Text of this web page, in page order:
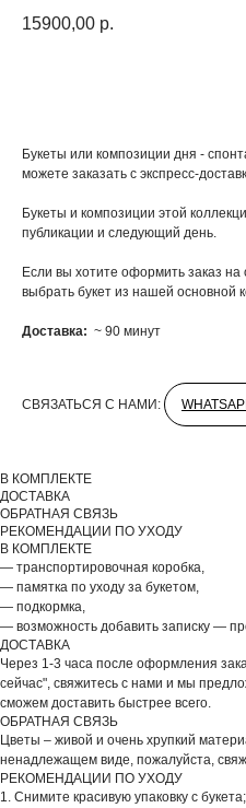
15900,00 р.
Букеты или композиции дня -
можете заказать с экспресс-
Букеты и композиции этой
публикации и следующий день.
Если вы хотите оформить заказ
выбрать букет из нашей основной
Доставка: ~ 90 минут
СВЯЗАТЬСЯ С НАМИ:
В КОМПЛЕКТЕ
ДОСТАВКА
ОБРАТНАЯ СВЯЗЬ
РЕКОМЕНДАЦИИ ПО УХОДУ
В КОМПЛЕКТЕ
— транспортировочная коробка,
— памятка по уходу за букетом,
— подкормка,
— возможность добавить записку —
ДОСТАВКА
Через 1-3 часа после оформления
сейчас", свяжитесь с нами и мы
сможем доставить быстрее всего.
ОБРАТНАЯ СВЯЗЬ
Цветы – живой и очень хрупкий
ненадлежащем виде, пожалуйста,
РЕКОМЕНДАЦИИ ПО УХОДУ
1. Снимите красивую упаковку с букета;
ДОБАВЬТЕ ПОДАРОК